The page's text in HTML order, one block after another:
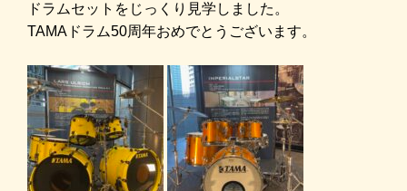
ドラムセットをじっくり見学しました。
TAMAドラム50周年おめでとうございます。